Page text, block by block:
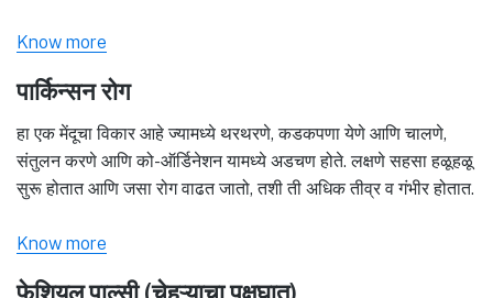
Know more
पार्किन्सन रोग
हा एक मेंदूचा विकार आहे ज्यामध्ये थरथरणे, कडकपणा येणे आणि चालणे,
संतुलन करणे आणि को-ऑर्डिनेशन यामध्ये अडचण होते. लक्षणे सहसा हळूहळू
सुरू होतात आणि जसा रोग वाढत जातो, तशी ती अधिक तीव्र व गंभीर होतात.
Know more